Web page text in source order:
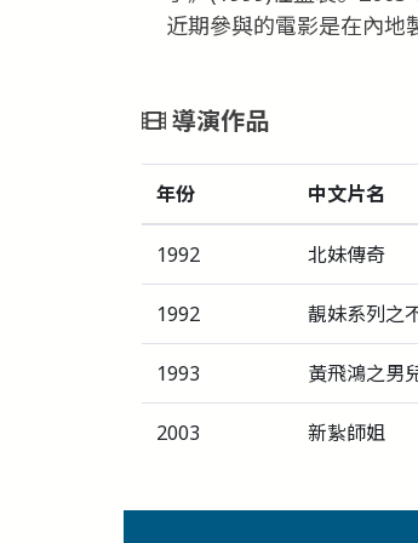
近期參與的電影是在內地
導演作品
年份 中文片名
1992 北妹傳奇
1992 靚妹系列之
1993 黃飛鴻之男
2003 新紥師姐